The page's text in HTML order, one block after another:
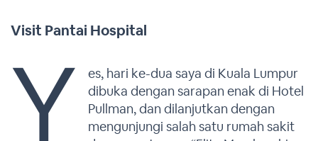
Visit Pantai Hospital
Y
es, hari ke-dua saya di Kuala Lumpur
dibuka dengan sarapan enak di Hotel
Pullman, dan dilanjutkan dengan
mengunjungi salah satu rumah sakit